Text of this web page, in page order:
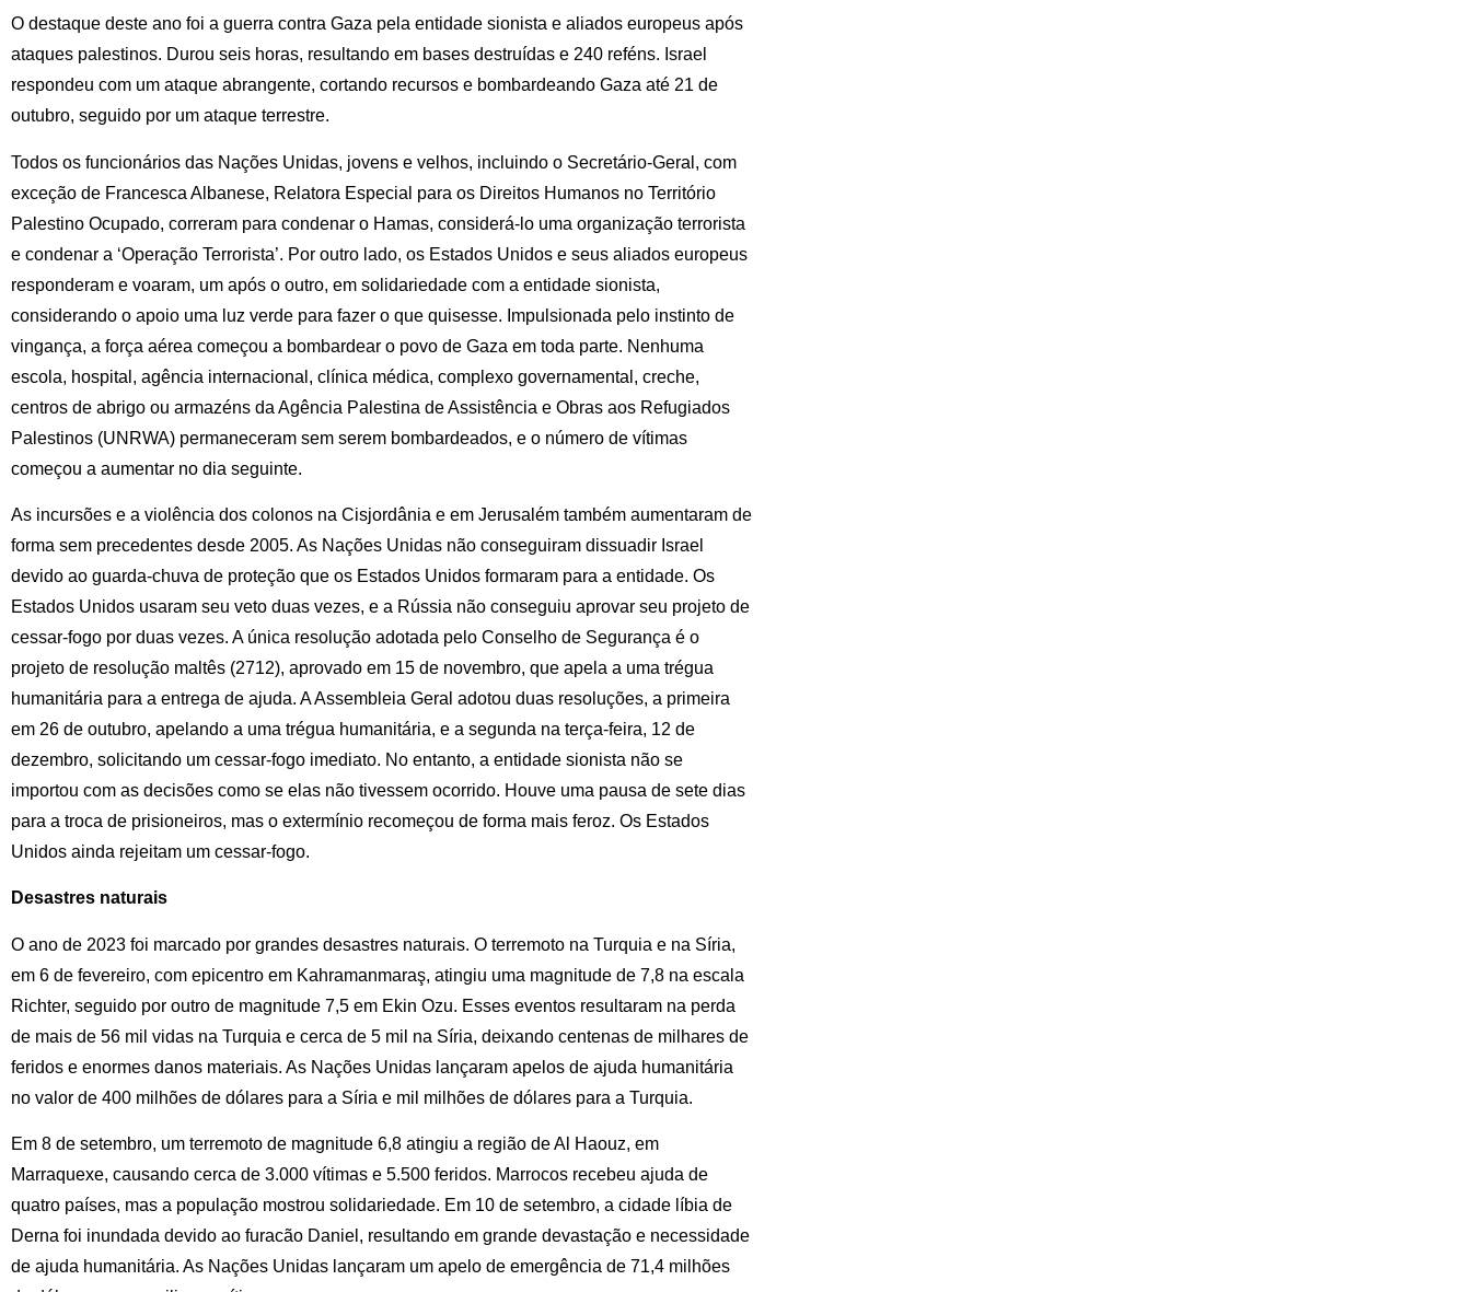
O destaque deste ano foi a guerra contra Gaza pela entidade sionista e aliados europeus após
ataques palestinos. Durou seis horas, resultando em bases destruídas e 240 reféns. Israel
respondeu com um ataque abrangente, cortando recursos e bombardeando Gaza até 21 de
outubro, seguido por um ataque terrestre.
Todos os funcionários das Nações Unidas, jovens e velhos, incluindo o Secretário-Geral, com
exceção de Francesca Albanese, Relatora Especial para os Direitos Humanos no Território
Palestino Ocupado, correram para condenar o Hamas, considerá-lo uma organização terrorista
e condenar a ‘Operação Terrorista’. Por outro lado, os Estados Unidos e seus aliados europeus
responderam e voaram, um após o outro, em solidariedade com a entidade sionista,
considerando o apoio uma luz verde para fazer o que quisesse. Impulsionada pelo instinto de
vingança, a força aérea começou a bombardear o povo de Gaza em toda parte. Nenhuma
escola, hospital, agência internacional, clínica médica, complexo governamental, creche,
centros de abrigo ou armazéns da Agência Palestina de Assistência e Obras aos Refugiados
Palestinos (UNRWA) permaneceram sem serem bombardeados, e o número de vítimas
começou a aumentar no dia seguinte.
As incursões e a violência dos colonos na Cisjordânia e em Jerusalém também aumentaram de
forma sem precedentes desde 2005. As Nações Unidas não conseguiram dissuadir Israel
devido ao guarda-chuva de proteção que os Estados Unidos formaram para a entidade. Os
Estados Unidos usaram seu veto duas vezes, e a Rússia não conseguiu aprovar seu projeto de
cessar-fogo por duas vezes. A única resolução adotada pelo Conselho de Segurança é o
projeto de resolução maltês (2712), aprovado em 15 de novembro, que apela a uma trégua
humanitária para a entrega de ajuda. A Assembleia Geral adotou duas resoluções, a primeira
em 26 de outubro, apelando a uma trégua humanitária, e a segunda na terça-feira, 12 de
dezembro, solicitando um cessar-fogo imediato. No entanto, a entidade sionista não se
importou com as decisões como se elas não tivessem ocorrido. Houve uma pausa de sete dias
para a troca de prisioneiros, mas o extermínio recomeçou de forma mais feroz. Os Estados
Unidos ainda rejeitam um cessar-fogo.
Desastres naturais
O ano de 2023 foi marcado por grandes desastres naturais. O terremoto na Turquia e na Síria,
em 6 de fevereiro, com epicentro em Kahramanmaraş, atingiu uma magnitude de 7,8 na escala
Richter, seguido por outro de magnitude 7,5 em Ekin Ozu. Esses eventos resultaram na perda
de mais de 56 mil vidas na Turquia e cerca de 5 mil na Síria, deixando centenas de milhares de
feridos e enormes danos materiais. As Nações Unidas lançaram apelos de ajuda humanitária
no valor de 400 milhões de dólares para a Síria e mil milhões de dólares para a Turquia.
Em 8 de setembro, um terremoto de magnitude 6,8 atingiu a região de Al Haouz, em
Marraquexe, causando cerca de 3.000 vítimas e 5.500 feridos. Marrocos recebeu ajuda de
quatro países, mas a população mostrou solidariedade. Em 10 de setembro, a cidade líbia de
Derna foi inundada devido ao furacão Daniel, resultando em grande devastação e necessidade
de ajuda humanitária. As Nações Unidas lançaram um apelo de emergência de 71,4 milhões